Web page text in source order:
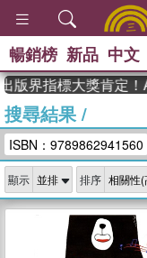
暢銷榜 新品 中文
版界指標大獎肯定！
搜尋結果/
ISBN：9789862941560
顯示 排序